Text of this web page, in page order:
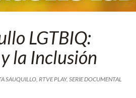
LGTBIQ:
la Inclusión
SAUQUILLO RTVE PLAY,SERIE DOCUMENTAL